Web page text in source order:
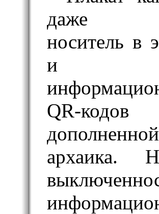
даже
носитель в
и
QR-
архаика.